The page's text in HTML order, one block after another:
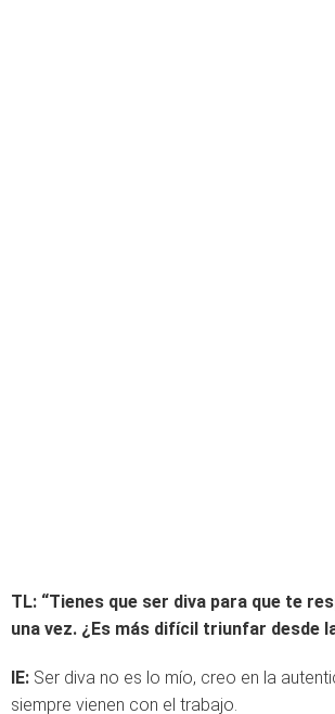
TL: “Tienes que ser diva para que te
una vez. ¿Es más difícil triunfar desde
IE: Ser diva no es lo mío, creo en la
siempre vienen con el trabajo.